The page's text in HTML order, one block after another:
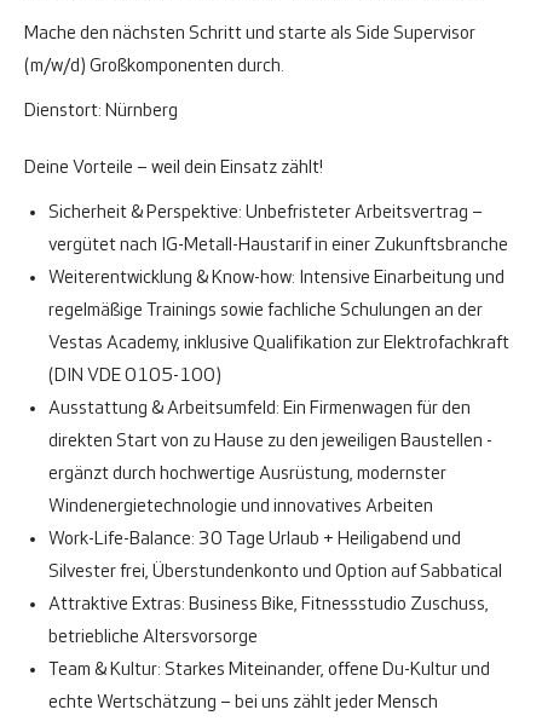
Mache den nächsten Schritt und starte als Side Supervisor
(m/w/d) Großkomponenten durch.
Dienstort: Nürnberg
Deine Vorteile – weil dein Einsatz zählt!
Sicherheit & Perspektive: Unbefristeter Arbeitsvertrag –
vergütet nach IG-Metall-Haustarif in einer Zukunftsbranche
Weiterentwicklung & Know-how: Intensive Einarbeitung und
regelmäßige Trainings sowie fachliche Schulungen an der
Vestas Academy, inklusive Qualifikation zur Elektrofachkraft
(DIN VDE 0105-100)
Ausstattung & Arbeitsumfeld: Ein Firmenwagen für den
direkten Start von zu Hause zu den jeweiligen Baustellen -
ergänzt durch hochwertige Ausrüstung, modernster
Windenergietechnologie und innovatives Arbeiten
Work-Life-Balance: 30 Tage Urlaub + Heiligabend und
Silvester frei, Überstundenkonto und Option auf Sabbatical
Attraktive Extras: Business Bike, Fitnessstudio Zuschuss,
betriebliche Altersvorsorge
Team & Kultur: Starkes Miteinander, offene Du-Kultur und
echte Wertschätzung – bei uns zählt jeder Mensch